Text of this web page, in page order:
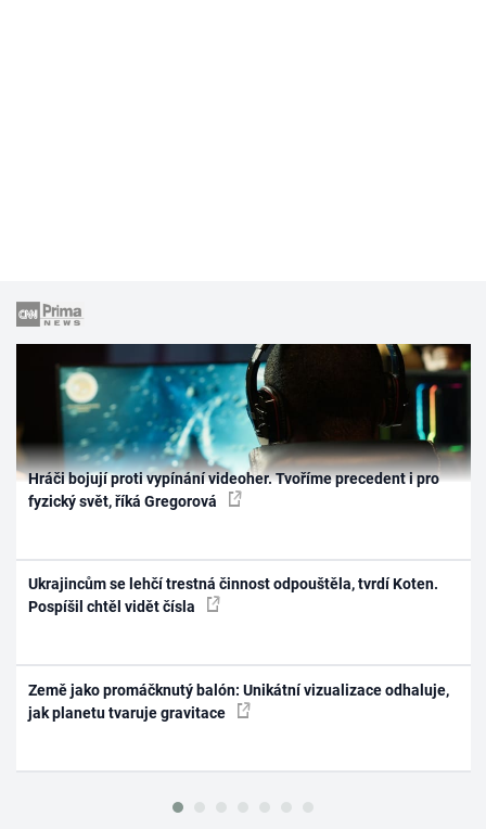
Hráči bojují proti vypínání videoher. Tvoříme precedent i pro
fyzický svět, říká Gregorová
Ukrajincům se lehčí trestná činnost odpouštěla, tvrdí Koten.
Pospíšil chtěl vidět čísla
Země jako promáčknutý balón: Unikátní vizualizace odhaluje,
jak planetu tvaruje gravitace